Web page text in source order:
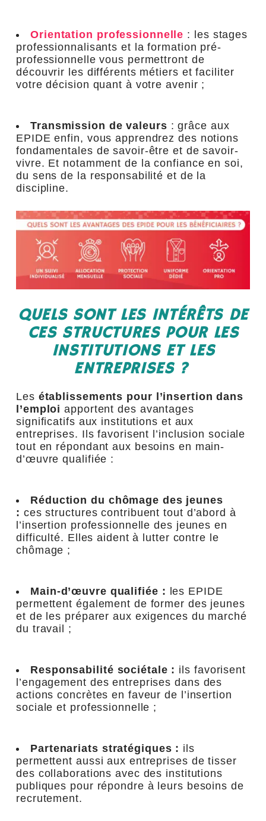
Orientation professionnelle : les stages
professionnalisants et la formation pré-
professionnelle vous permettront de
découvrir les différents métiers et faciliter
votre décision quant à votre avenir ;
Transmission de valeurs : grâce aux
EPIDE enfin, vous apprendrez des notions
fondamentales de savoir-être et de savoir-
vivre. Et notamment de la confiance en soi,
du sens de la responsabilité et de la
discipline.
QUELS SONT LES INTÉRÊTS DE
CES STRUCTURES POUR LES
INSTITUTIONS ET LES
ENTREPRISES ?
Les établissements pour l’insertion dans
l’emploi apportent des avantages
significatifs aux institutions et aux
entreprises. Ils favorisent l’inclusion sociale
tout en répondant aux besoins en main-
d’œuvre qualifiée :
Réduction du chômage des jeunes
: ces structures contribuent tout d’abord à
l’insertion professionnelle des jeunes en
difficulté. Elles aident à lutter contre le
chômage ;
Main-d’œuvre qualifiée : les EPIDE
permettent également de former des jeunes
et de les préparer aux exigences du marché
du travail ;
Responsabilité sociétale : ils favorisent
l’engagement des entreprises dans des
actions concrètes en faveur de l’insertion
sociale et professionnelle ;
Partenariats stratégiques : ils
permettent aussi aux entreprises de tisser
des collaborations avec des institutions
publiques pour répondre à leurs besoins de
recrutement.